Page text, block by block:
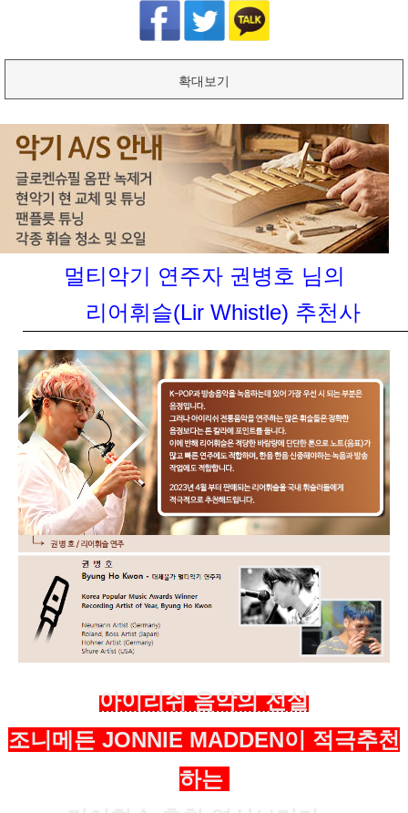
확대보기
멀티악기 연주자 권병호 님의
리어휘슬(Lir Whistle) 추천사
아이리쉬 음악의 전설
조니메든 JONNIE MADDEN이 적극추천
하는